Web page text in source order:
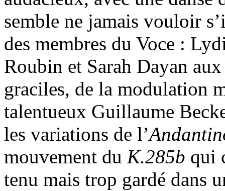
semble ne jamais vouloir
des membres du Voce :
Roubin et Sarah Dayan
graciles, de la modulation
talentueux Guillaume
les variations de l’
mouvement du K.285b qui
tenu mais trop gardé dans